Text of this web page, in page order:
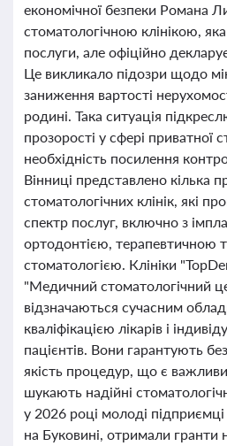
економічної безпеки Романа
стоматологічною клінікою,
послуги, але офіційно
Це викликало підозри щодо
заниження вартості
родині. Така ситуація
прозорості у сфері приватної
необхідність посилення
Вінниці представлено кілька
стоматологічних клінік, які
спектр послуг, включно з
ортодонтією, терапевтичною
стоматологією. Клініки
"Медичний стоматологічний
відзначаються сучасним
кваліфікацією лікарів і
пацієнтів. Вони гарантують
якість процедур, що є
шукають надійні
у 2026 році молоді підприємці
на Буковині, отримали гранти